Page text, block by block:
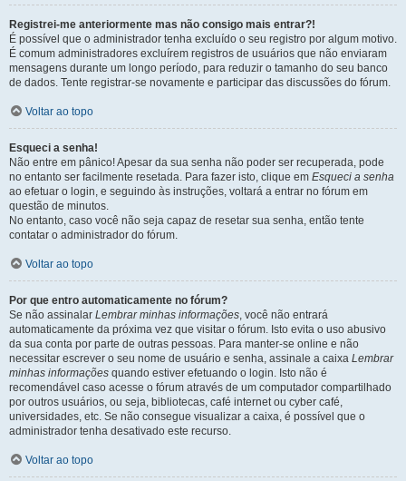
Registrei-me anteriormente mas não consigo mais entrar?!
É possível que o administrador tenha excluído o seu registro por algum motivo.
É comum administradores excluírem registros de usuários que não enviaram
mensagens durante um longo período, para reduzir o tamanho do seu banco
de dados. Tente registrar-se novamente e participar das discussões do fórum.
Voltar ao topo
Esqueci a senha!
Não entre em pânico! Apesar da sua senha não poder ser recuperada, pode
no entanto ser facilmente resetada. Para fazer isto, clique em Esqueci a senha
ao efetuar o login, e seguindo às instruções, voltará a entrar no fórum em
questão de minutos.
No entanto, caso você não seja capaz de resetar sua senha, então tente
contatar o administrador do fórum.
Voltar ao topo
Por que entro automaticamente no fórum?
Se não assinalar Lembrar minhas informações, você não entrará
automaticamente da próxima vez que visitar o fórum. Isto evita o uso abusivo
da sua conta por parte de outras pessoas. Para manter-se online e não
necessitar escrever o seu nome de usuário e senha, assinale a caixa Lembrar
minhas informações quando estiver efetuando o login. Isto não é
recomendável caso acesse o fórum através de um computador compartilhado
por outros usuários, ou seja, bibliotecas, café internet ou cyber café,
universidades, etc. Se não consegue visualizar a caixa, é possível que o
administrador tenha desativado este recurso.
Voltar ao topo